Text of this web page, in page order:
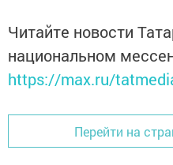
Читайте новости
национальном
https://max.ru/
Перейти на